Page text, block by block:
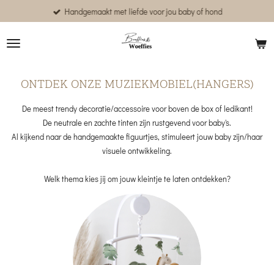
naar
Handgemaakt met liefde voor jou baby of hond
ONTDEK ONZE MUZIEKMOBIEL(HANGERS)
De meest trendy decoratie/accessoire voor boven de box of ledikant!
De neutrale en zachte tinten zijn rustgevend voor baby's.
Al kijkend naar de handgemaakte figuurtjes, stimuleert jouw baby zijn/haar
visuele ontwikkeling.
Welk thema kies jij om jouw kleintje te laten ontdekken?